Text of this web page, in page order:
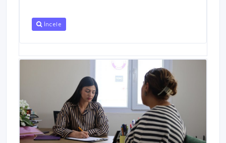
İncele